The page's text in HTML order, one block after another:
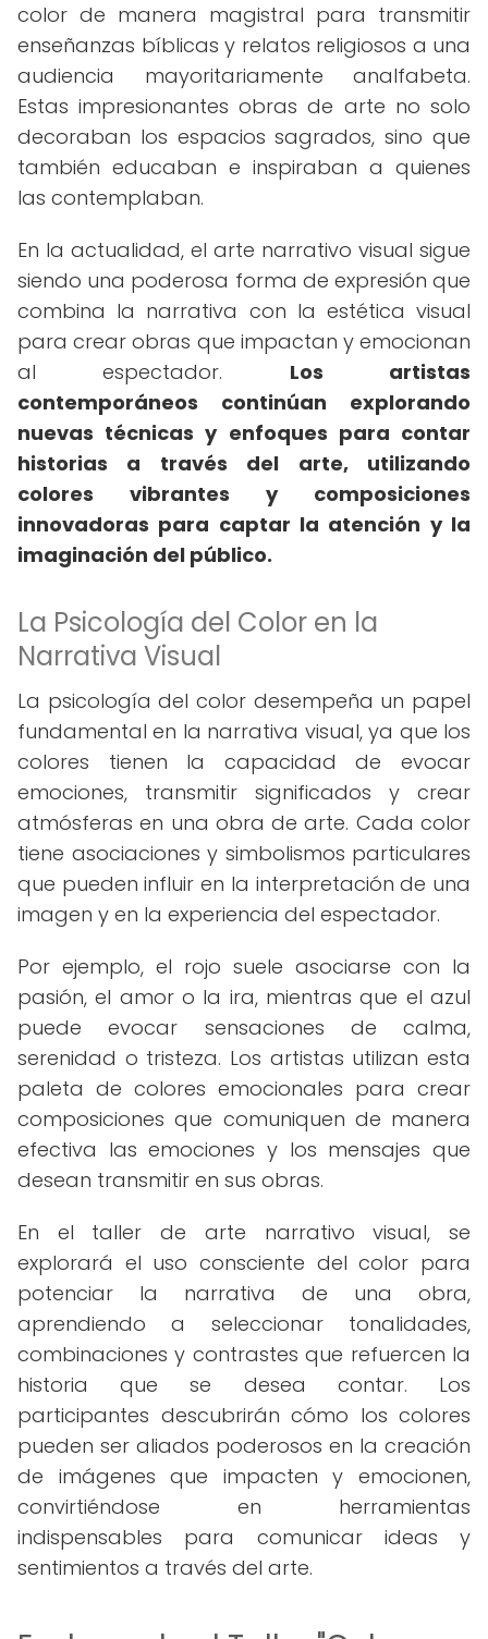
color de manera magistral para transmitir
enseñanzas bíblicas y relatos religiosos a una
audiencia mayoritariamente analfabeta.
Estas impresionantes obras de arte no solo
decoraban los espacios sagrados, sino que
también educaban e inspiraban a quienes
las contemplaban.
En la actualidad, el arte narrativo visual sigue
siendo una poderosa forma de expresión que
combina la narrativa con la estética visual
para crear obras que impactan y emocionan
al espectador. Los artistas
contemporáneos continúan explorando
nuevas técnicas y enfoques para contar
historias a través del arte, utilizando
colores vibrantes y composiciones
innovadoras para captar la atención y la
imaginación del público.
La Psicología del Color en la
Narrativa Visual
La psicología del color desempeña un papel
fundamental en la narrativa visual, ya que los
colores tienen la capacidad de evocar
emociones, transmitir significados y crear
atmósferas en una obra de arte. Cada color
tiene asociaciones y simbolismos particulares
que pueden influir en la interpretación de una
imagen y en la experiencia del espectador.
Por ejemplo, el rojo suele asociarse con la
pasión, el amor o la ira, mientras que el azul
puede evocar sensaciones de calma,
serenidad o tristeza. Los artistas utilizan esta
paleta de colores emocionales para crear
composiciones que comuniquen de manera
efectiva las emociones y los mensajes que
desean transmitir en sus obras.
En el taller de arte narrativo visual, se
explorará el uso consciente del color para
potenciar la narrativa de una obra,
aprendiendo a seleccionar tonalidades,
combinaciones y contrastes que refuercen la
historia que se desea contar. Los
participantes descubrirán cómo los colores
pueden ser aliados poderosos en la creación
de imágenes que impacten y emocionen,
convirtiéndose en herramientas
indispensables para comunicar ideas y
sentimientos a través del arte.